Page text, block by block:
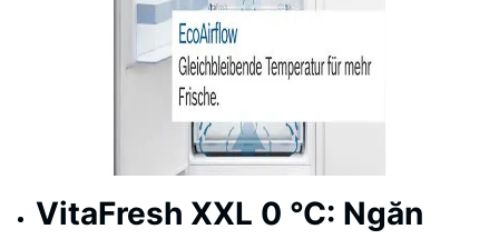
VitaFresh XXL 0 °C: Ngăn